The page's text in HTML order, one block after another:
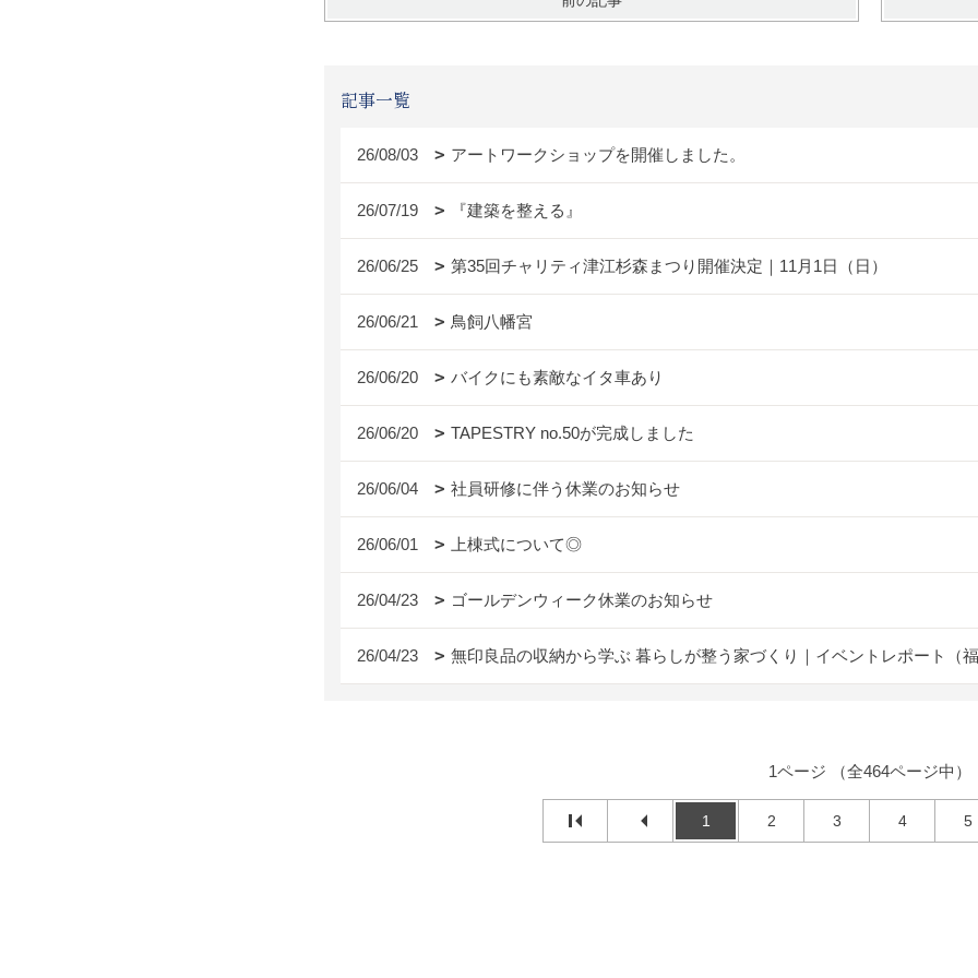
記事一覧
26/08/03 アートワークショップを開催しました。
26/07/19 『建築を整える』
26/06/25 第35回チャリティ津江杉森まつり開催決定｜11月1日（日）
26/06/21 鳥飼八幡宮
26/06/20 バイクにも素敵なイタ車あり
26/06/20 TAPESTRY no.50が完成しました
26/06/04 社員研修に伴う休業のお知らせ
26/06/01 上棟式について◎
26/04/23 ゴールデンウィーク休業のお知らせ
26/04/23 無印良品の収納から学ぶ 暮らしが整う家づくり｜イベントレポート（
1ページ （全464ページ中）
1 2 3 4 5